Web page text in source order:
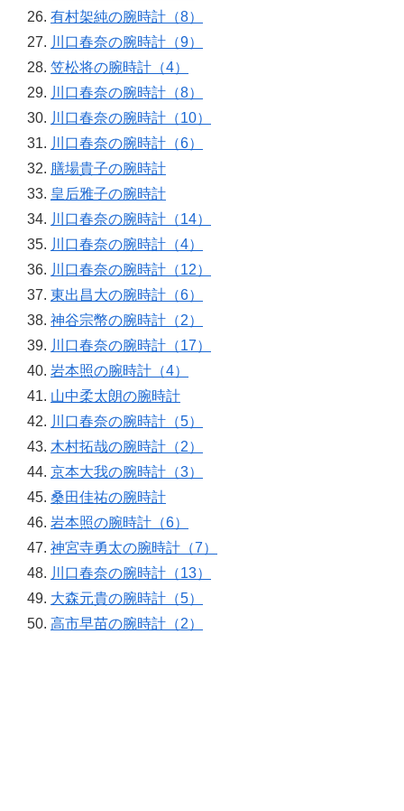
有村架純の腕時計（8）
川口春奈の腕時計（9）
笠松将の腕時計（4）
川口春奈の腕時計（8）
川口春奈の腕時計（10）
川口春奈の腕時計（6）
膳場貴子の腕時計
皇后雅子の腕時計
川口春奈の腕時計（14）
川口春奈の腕時計（4）
川口春奈の腕時計（12）
東出昌大の腕時計（6）
神谷宗幣の腕時計（2）
川口春奈の腕時計（17）
岩本照の腕時計（4）
山中柔太朗の腕時計
川口春奈の腕時計（5）
木村拓哉の腕時計（2）
京本大我の腕時計（3）
桑田佳祐の腕時計
岩本照の腕時計（6）
神宮寺勇太の腕時計（7）
川口春奈の腕時計（13）
大森元貴の腕時計（5）
高市早苗の腕時計（2）